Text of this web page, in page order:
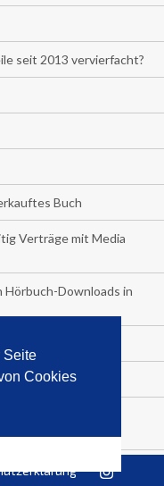
Seite
Cookies
seit 2013 vervierfacht?
Buch
Verträge mit Media
Hörbuch-Downloads in
(auf Englisch) von